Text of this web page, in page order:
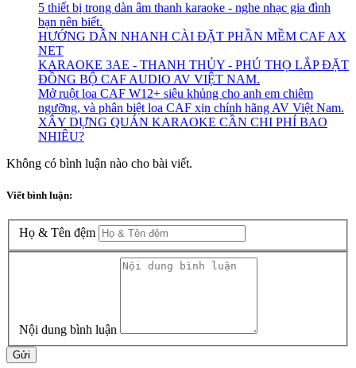
5 thiết bị trong dàn âm thanh karaoke - nghe nhạc gia đình
bạn nên biết.
HƯỚNG DẪN NHANH CÀI ĐẶT PHẦN MỀM CAF AX
NET
KARAOKE 3AE - THANH THỦY - PHÚ THỌ LẮP ĐẶT
ĐỒNG BỘ CAF AUDIO AV VIỆT NAM.
Mở ruột loa CAF W12+ siêu khủng cho anh em chiêm
ngưỡng, và phân biệt loa CAF xịn chính hãng AV Việt Nam.
XÂY DỰNG QUÁN KARAOKE CẦN CHI PHÍ BAO
NHIÊU?
Không có bình luận nào cho bài viết.
Viết bình luận:
Họ & Tên đệm
Nội dung bình luận
Gửi